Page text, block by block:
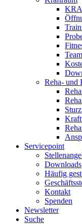
Team
Reha- und
Servicepoint
Downloads
Häufig
Kontakt
Spenden
Newsletter
Suche